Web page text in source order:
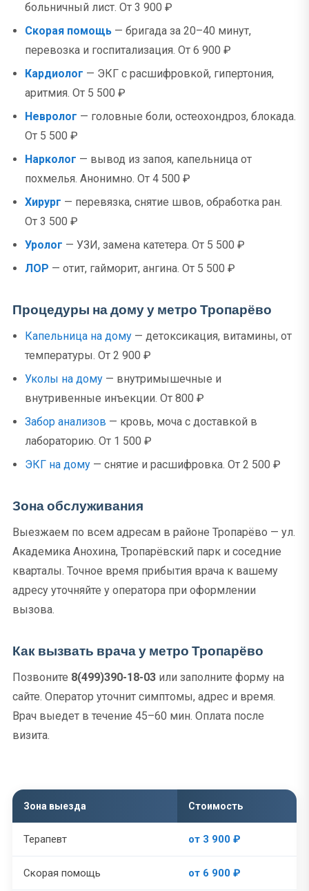
больничный лист. От 3 900 ₽
Скорая помощь — бригада за 20–40 минут,
перевозка и госпитализация. От 6 900 ₽
Кардиолог — ЭКГ с расшифровкой, гипертония,
аритмия. От 5 500 ₽
Невролог — головные боли, остеохондроз, блокада.
От 5 500 ₽
Нарколог — вывод из запоя, капельница от
похмелья. Анонимно. От 4 500 ₽
Хирург — перевязка, снятие швов, обработка ран.
От 3 500 ₽
Уролог — УЗИ, замена катетера. От 5 500 ₽
ЛОР — отит, гайморит, ангина. От 5 500 ₽
Процедуры на дому у метро Тропарёво
Капельница на дому — детоксикация, витамины, от
температуры. От 2 900 ₽
Уколы на дому — внутримышечные и
внутривенные инъекции. От 800 ₽
Забор анализов — кровь, моча с доставкой в
лабораторию. От 1 500 ₽
ЭКГ на дому — снятие и расшифровка. От 2 500 ₽
Зона обслуживания
Выезжаем по всем адресам в районе Тропарёво — ул.
Академика Анохина, Тропарёвский парк и соседние
кварталы. Точное время прибытия врача к вашему
адресу уточняйте у оператора при оформлении
вызова.
Как вызвать врача у метро Тропарёво
Позвоните 8(499)390-18-03 или заполните форму на
сайте. Оператор уточнит симптомы, адрес и время.
Врач выедет в течение 45–60 мин. Оплата после
визита.
Зона выезда Стоимость
Терапевт от 3 900 ₽
Скорая помощь от 6 900 ₽